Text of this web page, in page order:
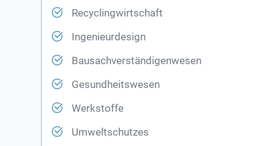
Recyclingwirtschaft
Ingenieurdesign
Bausachverständigenwesen
Gesundheitswesen
Werkstoffe
Umweltschutzes